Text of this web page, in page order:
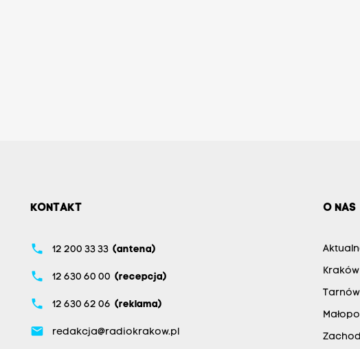
KONTAKT
phone 12 200 33 33 (antena)
phone 12 630 60 00 (recepcja)
phone 12 630 62 06 (reklama)
email redakcja@radiokrakow.pl
O NAS
Kraków
Tarnów